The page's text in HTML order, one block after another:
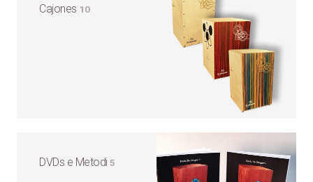
Cajones 10
DVDs e Metodi5